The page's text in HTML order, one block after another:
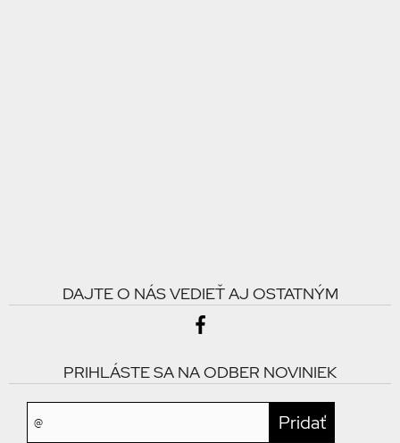
DAJTE O NÁS VEDIEŤ AJ OSTATNÝM
PRIHLÁSTE SA NA ODBER NOVINIEK